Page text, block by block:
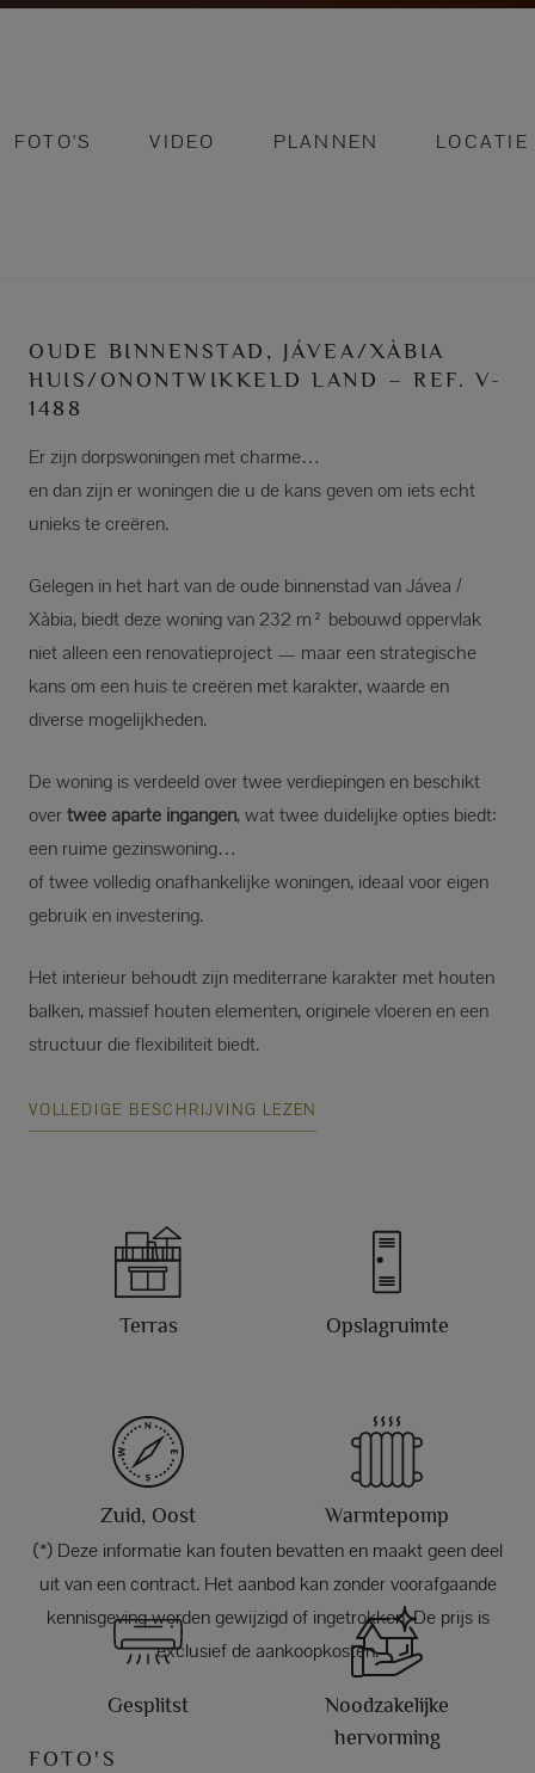
FOTO'S VIDEO PLANNEN LOCATIE
OUDE BINNENSTAD, JÁVEA/XÀBIA
HUIS/ONONTWIKKELD LAND – REF. V-
1488
Er zijn dorpswoningen met charme…
en dan zijn er woningen die u de kans geven om iets echt
unieks te creëren.
Gelegen in het hart van de oude binnenstad van Jávea /
Xàbia, biedt deze woning van 232 m² bebouwd oppervlak
niet alleen een renovatieproject — maar een strategische
kans om een huis te creëren met karakter, waarde en
diverse mogelijkheden.
De woning is verdeeld over twee verdiepingen en beschikt
overtwee aparte ingangen, wat twee duidelijke opties biedt:
een ruime gezinswoning…
of twee volledig onafhankelijke woningen, ideaal voor eigen
gebruik en investering.
Het interieur behoudt zijn mediterrane karakter met houten
balken, massief houten elementen, originele vloeren en een
structuur die flexibiliteit biedt.
VOLLEDIGE BESCHRIJVING LEZEN
Terras Opslagruimte
Zuid, Oost Warmtepomp
Gesplitst
Noodzakelijke
hervorming
(*) Deze informatie kan fouten bevatten en maakt geen deel
uit van een contract. Het aanbod kan zonder voorafgaande
kennisgeving worden gewijzigd of ingetrokken. De prijs is
exclusief de aankoopkosten.
FOTO'S